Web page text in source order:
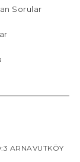
Sorular
ARNAVUTKÖY